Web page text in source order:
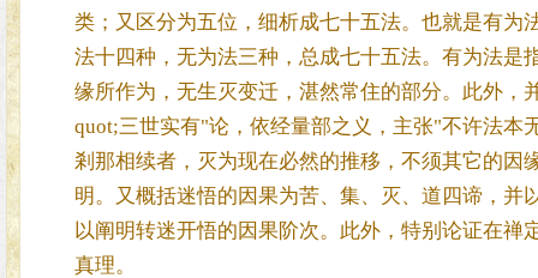
类；又区分为五位，细析成七十五法。也就是有为
法十四种，无为法三种，总成七十五法。有为法是
缘所作为，无生灭变迁，湛然常住的部分。此外，
quot;三世实有"论，依经量部之义，主张"不许法本
剎那相续者，灭为现在必然的推移，不须其它的因
明。又概括迷悟的因果为苦、集、灭、道四谛，
以阐明转迷开悟的因果阶次。此外，特别论证在
真理。